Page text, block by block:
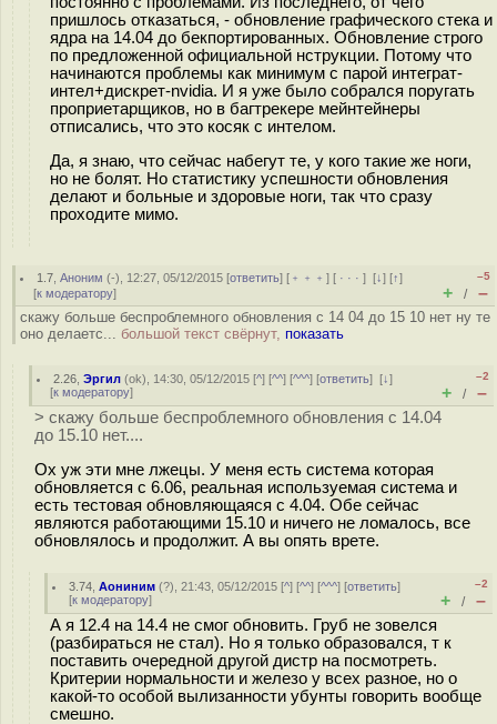
пришлось отказаться, - обновление графического стека и
ядра на 14.04 до бекпортированных. Обновление строго
по предложенной официальной нструкции. Потому что
начинаются проблемы как минимум с парой интеграт-
интел+дискрет-nvidia. И я уже было собрался поругать
проприетарщиков, но в багтрекере мейнтейнеры
отписались, что это косяк с интелом.
Да, я знаю, что сейчас набегут те, у кого такие же ноги,
но не болят. Но статистику успешности обновления
делают и больные и здоровые ноги, так что сразу
проходите мимо.
1.7 ,Аноним (-), 12:27, 05/12/2015 [ответить] [ ﹢﹢﹢] [ · · ·][↓] [↑]
[к модератору]
–5
+ / –
скажу больше беспроблемного обновления с 14 04 до 15 10 нет ну те
оно делаетс... большой текст свёрнут, показать
2.26 ,Эргил (ok), 14:30, 05/12/2015 [^] [^^] [^^^] [ответить][↓]
[к модератору]
–2
+ / –
> скажу больше беспроблемного обновления с 14.04
до 15.10 нет....
Ох уж эти мне лжецы. У меня есть система которая
обновляется с 6.06, реальная используемая система и
есть тестовая обновляющаяся с 4.04. Обе сейчас
являются работающими 15.10 и ничего не ломалось, все
обновлялось и продолжит. А вы опять врете.
3.74 ,Аониним (?), 21:43, 05/12/2015 [^] [^^] [^^^] [ответить]
[к модератору]
–2
+ / –
А я 12.4 на 14.4 не смог обновить. Груб не зовелся
(разбираться не стал). Но я только образовался, т к
поставить очередной другой дистр на посмотреть.
Критерии нормальности и железо у всех разное, но о
какой-то особой вылизанности убунты говорить вообще
смешно.